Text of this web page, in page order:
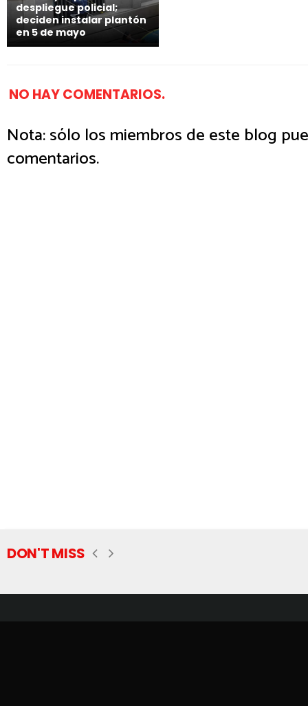
despliegue policial;
deciden instalar plantón
en 5 de mayo
NO HAY COMENTARIOS.
Nota: sólo los miembros de este blog
comentarios.
DON'T MISS